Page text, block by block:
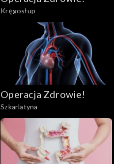
Kręgosłup
Operacja Zdrowie!
Szkarlatyna